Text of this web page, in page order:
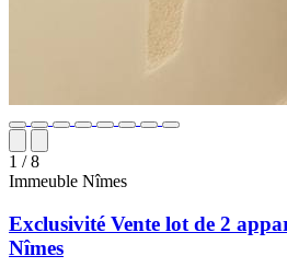
1 / 8
Immeuble Nîmes
Exclusivité Vente lot de 2
Nîmes